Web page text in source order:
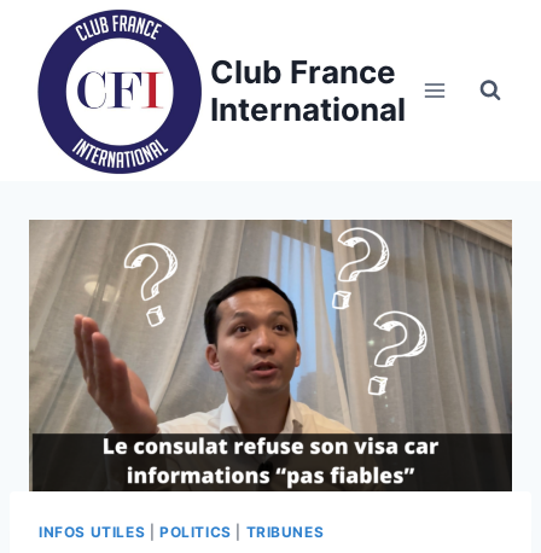
content
Club France
International
INFOS UTILES POLITICS TRIBUNES